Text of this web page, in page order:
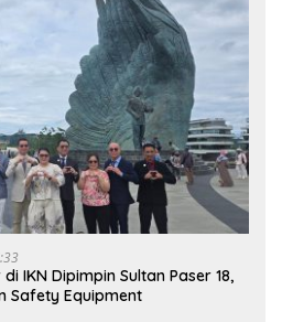
IKN Dipimpin Sultan Paser 18,
Safety Equipment